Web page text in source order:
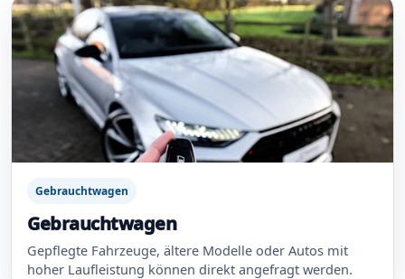
Gebrauchtwagen
Gebrauchtwagen
Gepflegte Fahrzeuge, ältere Modelle oder Autos mit
hoher Laufleistung können direkt angefragt werden.